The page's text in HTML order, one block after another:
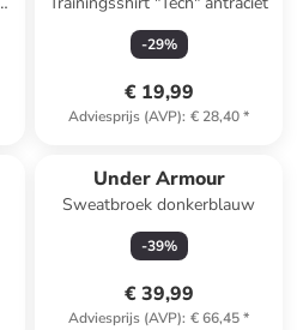
-29%
€ 19,99
Adviesprijs (AVP): € 28,40*
Under Armour
Sweatbroek donkerblauw
-39%
€ 39,99
Adviesprijs (AVP): € 66,45*